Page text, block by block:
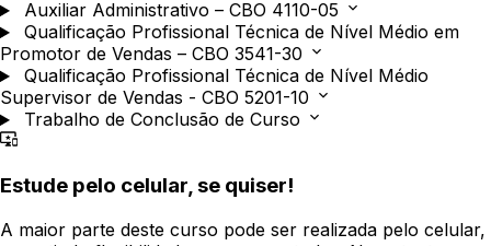
Auxiliar Administrativo – CBO 4110-05
Qualificação Profissional Técnica de Nível Médio em
Promotor de Vendas – CBO 3541-30
Qualificação Profissional Técnica de Nível Médio
Supervisor de Vendas - CBO 5201-10
Trabalho de Conclusão de Curso
Estude pelo celular, se quiser!
A maior parte deste curso pode ser realizada pelo celular,